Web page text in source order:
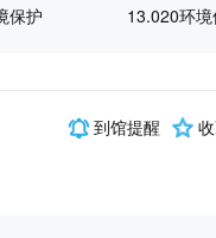
保护
13.020环境
到馆提醒